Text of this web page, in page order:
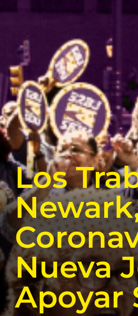
Los
Nueva
Apoyar